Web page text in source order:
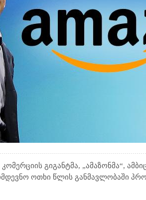
გიგანტმა, „ამაზონმა“,
ოთხი წლის განმავლობაში